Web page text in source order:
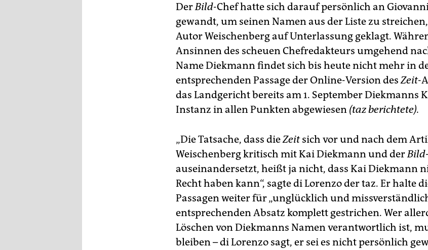
DerBild-Chef hatte sich darauf persönlich an
gewandt, um seinen Namen aus der Liste zu
Autor Weischenberg auf Unterlassung geklagt.
Ansinnen des scheuen Chefredakteurs umgehend
Name Diekmann findet sich bis heute nicht mehr in
entsprechenden Passage der Online-Version desZeit-
das Landgericht bereits am 1. September Diekmanns
Instanz in allen Punkten abgewiesen (taz berichtete).
„Die Tatsache, dass dieZeitsich vor und nach dem
Weischenberg kritisch mit Kai Diekmann und derBild
auseinandersetzt, heißt ja nicht, dass Kai Diekmann
Recht haben kann“, sagte di Lorenzo der taz. Er halte
Passagen weiter für „unglücklich und
entsprechenden Absatz komplett gestrichen. Wer
Löschen von Diekmanns Namen verantwortlich ist,
bleiben – di Lorenzo sagt, er sei es nicht persönlich